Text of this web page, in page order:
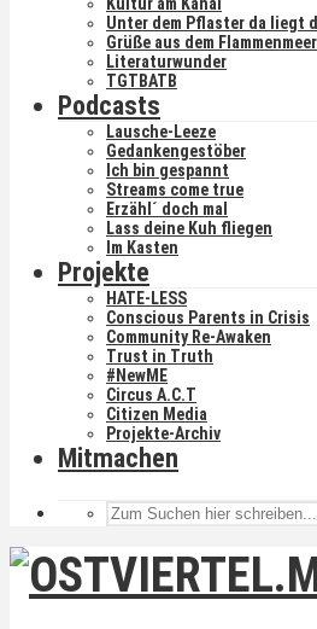
Unter dem Pflaster da liegt
Grüße aus dem Flammenmeer
Literaturwunder
TGTBATB
Podcasts
Lausche-Leeze
Gedankengestöber
Ich bin gespannt
Streams come true
Erzähl´ doch mal
Lass deine Kuh fliegen
Im Kasten
Projekte
HATE-LESS
Conscious Parents in Crisis
Community Re-Awaken
Trust in Truth
#NewME
Circus A.C.T
Citizen Media
Projekte-Archiv
Mitmachen